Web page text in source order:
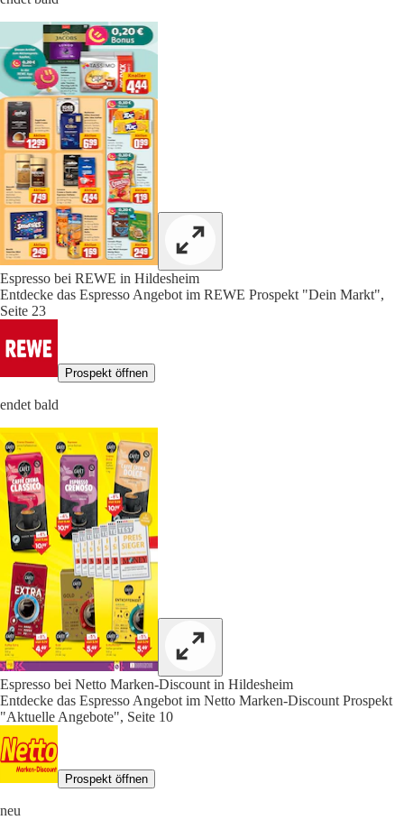
Espresso bei REWE in Hildesheim
Entdecke das Espresso Angebot im REWE Prospekt "Dein Markt",
Seite 23
Prospekt öffnen
endet bald
Espresso bei Netto Marken-Discount in Hildesheim
Entdecke das Espresso Angebot im Netto Marken-Discount Prospekt
"Aktuelle Angebote", Seite 10
Prospekt öffnen
neu